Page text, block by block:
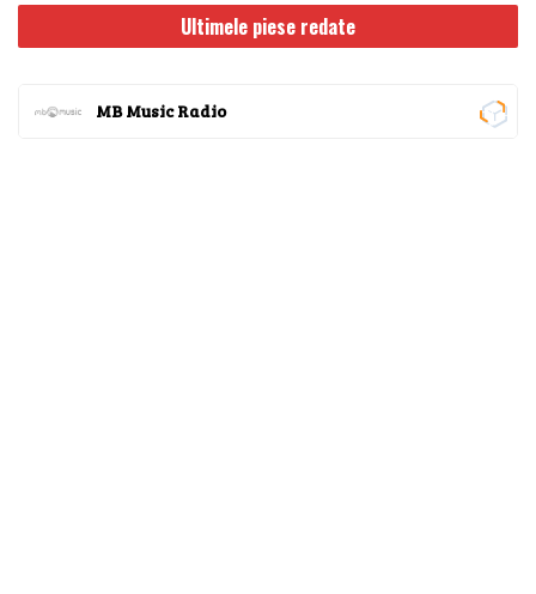
Ultimele piese redate
MB Music Radio